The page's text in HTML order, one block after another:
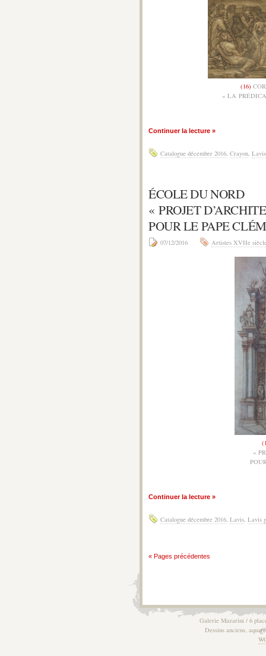
(16)
« LA
Continuer la lecture »
Catalogue décembre 2016, Crayon, Lavis
ÉCOLE DU NORD
« PROJET
POUR LE PAPE
07/12/2016 Artistes XVIIe
«
Continuer la lecture »
Catalogue décembre 2016, Lavis, Lavis
« Pages précédentes
Galerie Mazarini / 6
Dessins anciens,